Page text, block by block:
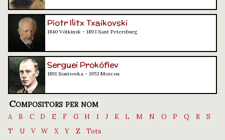
Piotr Ilitx Txaikovski
1840 Vótkinsk - 1893 Sant Petersburg
Serguei Prokófiev
1891 Sontsovka - 1953 Moscou
Compositors per nom
A B C D E F G H I J K L M N O P Q R
S
T
U V W X Y Z Tots